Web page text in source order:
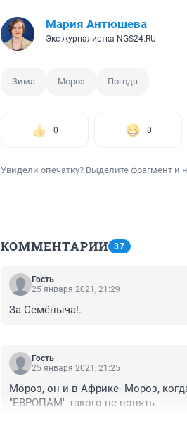
Мария Антюшева
Экс-журналистка NGS24.RU
Зима Мороз Погода
0 0
Увидели опечатку? Выделите фрагмент и
КОММЕНТАРИИ 37
Гость
25 января 2021, 21:29
За Семёныча!.
Гость
25 января 2021, 21:25
Мороз, он и в Африке- Мороз,
"ЕВРОПАМ" такого не понять.